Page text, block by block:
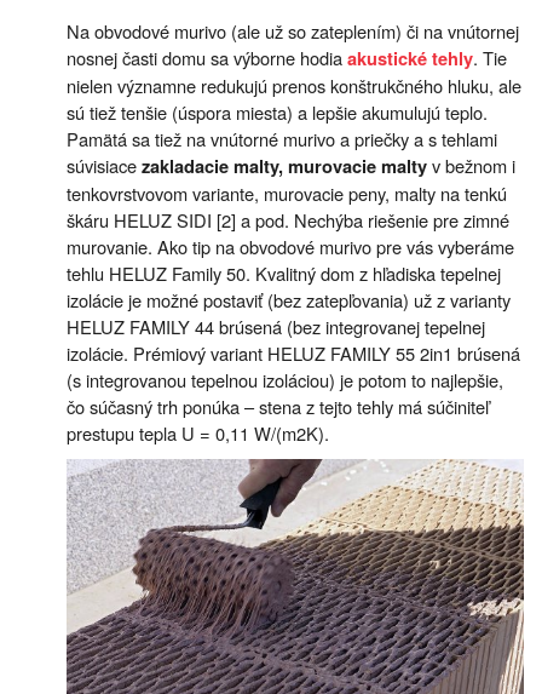
Na obvodové murivo (ale už so zateplením) či na vnútornej
nosnej časti domu sa výborne hodiaakustické tehly. Tie
nielen významne redukujú prenos konštrukčného hluku, ale
sú tiež tenšie (úspora miesta) a lepšie akumulujú teplo.
Pamätá sa tiež na vnútorné murivo a priečky a s tehlami
súvisiacezakladacie malty, murovacie maltyv bežnom i
tenkovrstvovom variante, murovacie peny, malty na tenkú
škáru HELUZ SIDI [2] a pod. Nechýba riešenie pre zimné
murovanie. Ako tip na obvodové murivo pre vás vyberáme
tehlu HELUZ Family 50. Kvalitný dom z hľadiska tepelnej
izolácie je možné postaviť (bez zatepľovania) už z varianty
HELUZ FAMILY 44 brúsená (bez integrovanej tepelnej
izolácie. Prémiový variant HELUZ FAMILY 55 2in1 brúsená
(s integrovanou tepelnou izoláciou) je potom to najlepšie,
čo súčasný trh ponúka – stena z tejto tehly má súčiniteľ
prestupu tepla U = 0,11 W/(m2K).